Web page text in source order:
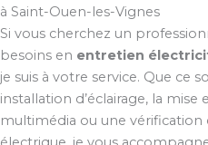
à Saint-Ouen-les-Vignes
Si vous cherchez un
besoins en entretien
je suis à votre service. Que ce
installation d’éclairage, la
multimédia ou une